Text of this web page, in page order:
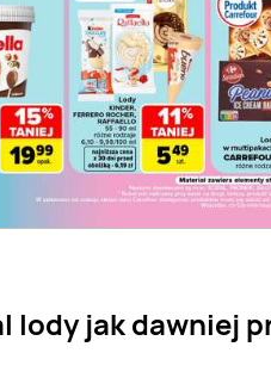
lody jak dawniej